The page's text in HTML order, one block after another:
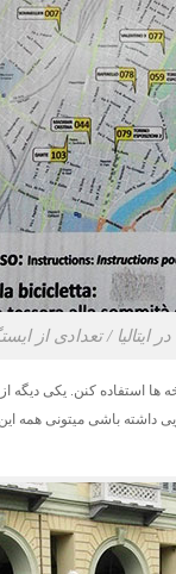
/ تعدادی از
استفاده کنن. یکی دیگه
داشته باشی میتونی